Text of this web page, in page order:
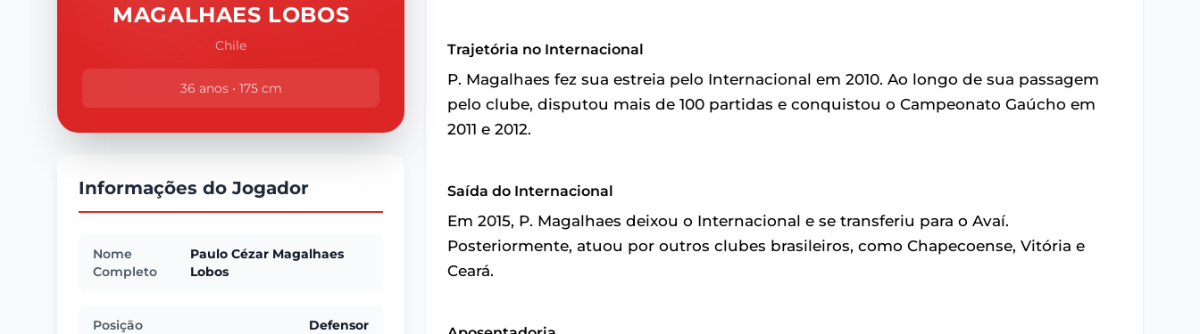
MAGALHAES LOBOS
Chile
36 anos • 175 cm
Informações do Jogador
Nome
Completo
Paulo Cézar Magalhaes
Lobos
Posição Defensor
Trajetória no Internacional
P. Magalhaes fez sua estreia pelo Internacional em 2010. Ao longo de sua passagem
pelo clube, disputou mais de 100 partidas e conquistou o Campeonato Gaúcho em
2011 e 2012.
Saída do Internacional
Em 2015, P. Magalhaes deixou o Internacional e se transferiu para o Avaí.
Posteriormente, atuou por outros clubes brasileiros, como Chapecoense, Vitória e
Ceará.